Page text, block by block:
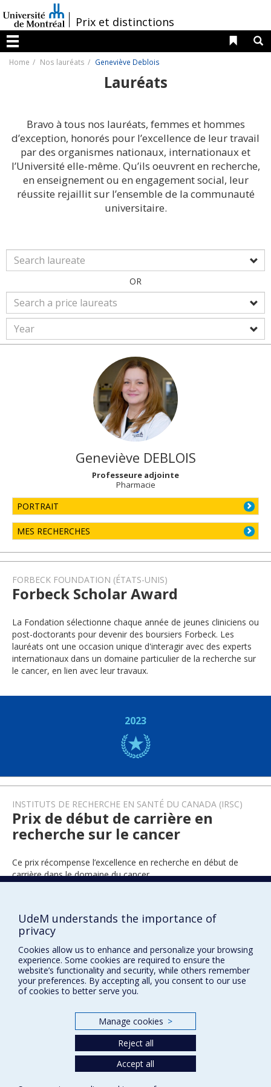
au
contenu
/Prix et distinctions
Menu
Liens
Home Nos lauréats Geneviève Deblois
Lauréats
Bravo à tous nos lauréats, femmes et hommes
d’exception, honorés pour l’excellence de leur travail
par des organismes nationaux, internationaux et
l’Université elle-même. Qu’ils oeuvrent en recherche,
en enseignement ou en engagement social, leur
réussite rejaillit sur l’ensemble de la communauté
universitaire.
OR
Geneviève DEBLOIS
Professeure adjointe
Pharmacie
PORTRAIT
MES RECHERCHES
FORBECK FOUNDATION (ÉTATS-UNIS)
Forbeck Scholar Award
La Fondation sélectionne chaque année de jeunes cliniciens ou
post-doctorants pour devenir des boursiers Forbeck. Les
lauréats ont une occasion unique d'interagir avec des experts
internationaux dans un domaine particulier de la recherche sur
le cancer, en lien avec leur travaux.
2023
INSTITUTS DE RECHERCHE EN SANTÉ DU CANADA (IRSC)
Prix de début de carrière en
recherche sur le cancer
Ce prix récompense l’excellence en recherche en début de
carrière dans le domaine du cancer.
2022
Accessibilité
UdeM understands the importance of
privacy
Cookies allow us to enhance and personalize your browsing
experience. Some cookies are required to ensure the
website’s functionality and security, while others remember
your preferences. By accepting all, you consent to our use
of cookies to better serve you.
Manage cookies >
Reject all
Accept all